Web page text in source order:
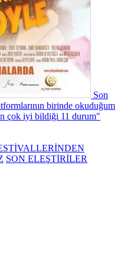
Son
birinde okuduğum
çok iyi bildiği 11 durum"
SON ELEŞTİRİLER